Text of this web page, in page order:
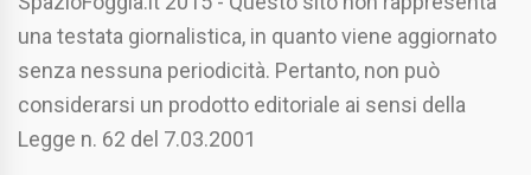
una testata giornalistica, in quanto viene aggiornato
senza nessuna periodicità. Pertanto, non può
considerarsi un prodotto editoriale ai sensi della
Legge n. 62 del 7.03.2001